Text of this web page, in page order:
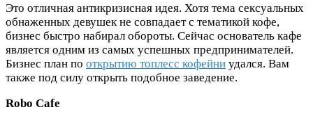
Это отличная антикризисная идея. Хотя тема сексуальных
обнаженных девушек не совпадает с тематикой кофе,
бизнес быстро набирал обороты. Сейчас основатель кафе
является одним из самых успешных предпринимателей.
Бизнес план по открытию топлесс кофейни удался. Вам
также под силу открыть подобное заведение.
Robo Cafe